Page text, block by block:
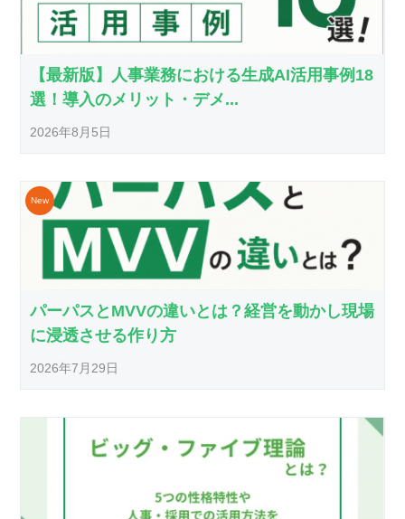
【最新版】人事業務における生成AI活用事例18
選！導入のメリット・デメ...
2026年8月5日
パーパスとMVVの違いとは？経営を動かし現場
に浸透させる作り方
2026年7月29日